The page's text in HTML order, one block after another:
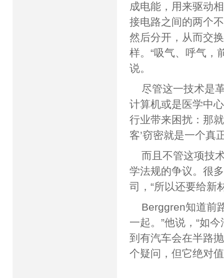
成电能，用来驱动
接电路之间的两个
然后分开，从而交
样。“吸气、呼气，
说。
尽管这一技术是
计算机或是医学中
行业带来困扰：那
客’窃密就是一个真
而且不管这项技
学法规的争议。很
司，“所以还要给新
Berggren知道前
一起。”他说，“如
到有汽车会在半路
个疑问，但它绝对